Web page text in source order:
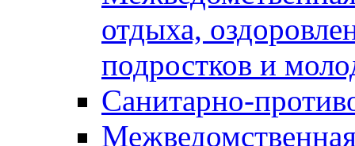
отдыха,
подростков и
Санитарно-